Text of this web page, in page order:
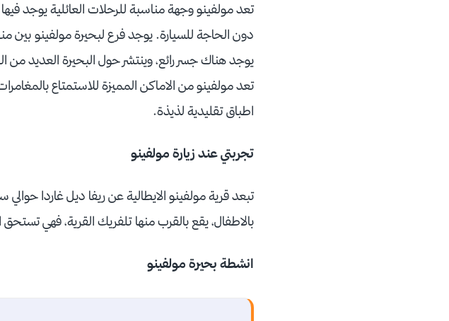
تعد مولفينو وجهة مناسبة للرحلات العائلية يوجد
يوجد هناك جسر رائع، وينتشر حول البحيرة العديد من
تعدمولفينو من الاماكن المميزة للاستمتاع
اطباق تقليدية لذيذة.
تجربتي عند زيارة مولفينو
تبعد قرية مولفينو الايطالية عن ريفا ديل غاردا
بالاطفال، يقع بالقرب منها تلفريك القرية، فهي تستحق
انشطة بحيرة مولفينو